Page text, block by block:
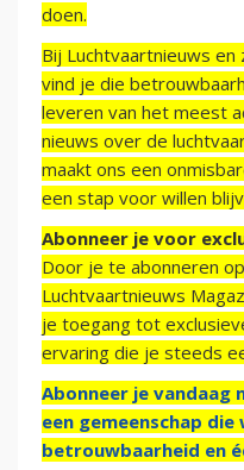
doen.
Bij Luchtvaartnieuws
vind je die
leveren van het meest
nieuws over de
maakt ons een
een stap voor willen
Abonneer je voor
Door je te abonneren
Luchtvaartnieuws
je toegang tot
ervaring die je steeds
Abonneer je vandaag
een gemeenschap
betrouwbaarheid en